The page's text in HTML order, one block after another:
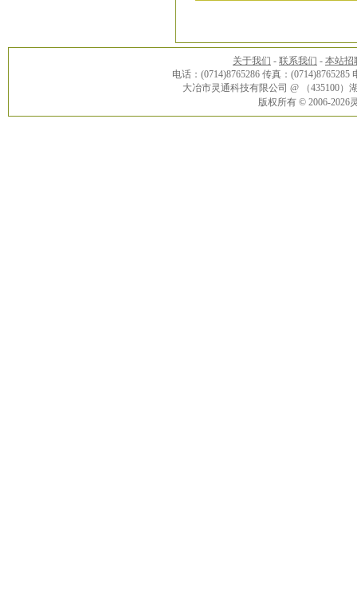
关于我们 - 联系我们 - 本站招
电话：(0714)8765286 传真：(0714)8765285
大冶市灵通科技有限公司 @ （435100
版权所有 © 2006-2026